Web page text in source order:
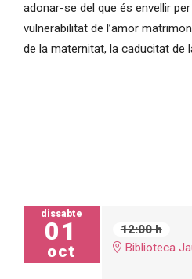
adonar-se del que és envellir
vulnerabilitat de l’amor
de la maternitat, la caducitat de
dissabte
01
oct
12:00 h
Biblioteca